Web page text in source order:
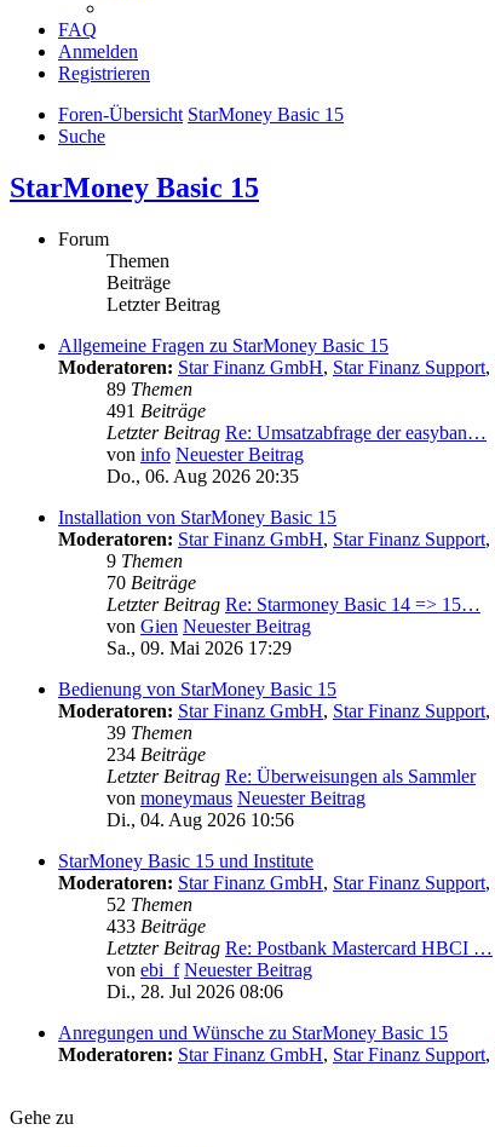
FAQ
Anmelden
Registrieren
Foren-Übersicht StarMoney Basic 15
Suche
StarMoney Basic 15
Forum
Themen
Beiträge
Letzter Beitrag
Allgemeine Fragen zu StarMoney Basic 15
Moderatoren: Star Finanz GmbH, Star Finanz Support,
89 Themen
491 Beiträge
Letzter Beitrag Re: Umsatzabfrage der easyban…
von info Neuester Beitrag
Do., 06. Aug 2026 20:35
Installation von StarMoney Basic 15
Moderatoren: Star Finanz GmbH, Star Finanz Support,
9 Themen
70 Beiträge
Letzter Beitrag Re: Starmoney Basic 14 => 15…
von Gien Neuester Beitrag
Sa., 09. Mai 2026 17:29
Bedienung von StarMoney Basic 15
Moderatoren: Star Finanz GmbH, Star Finanz Support,
39 Themen
234 Beiträge
Letzter Beitrag Re: Überweisungen als Sammler
von moneymaus Neuester Beitrag
Di., 04. Aug 2026 10:56
StarMoney Basic 15 und Institute
Moderatoren: Star Finanz GmbH, Star Finanz Support,
52 Themen
433 Beiträge
Letzter Beitrag Re: Postbank Mastercard HBCI …
von ebi_f Neuester Beitrag
Di., 28. Jul 2026 08:06
Anregungen und Wünsche zu StarMoney Basic 15
Moderatoren: Star Finanz GmbH, Star Finanz Support,
Gehe zu